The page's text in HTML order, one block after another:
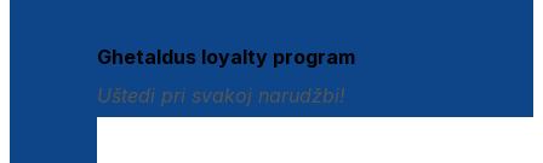
Ghetaldus loyalty program
Uštedi pri svakoj narudžbi!